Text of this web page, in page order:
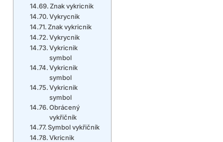
Znak vykricnik
Vykrycnik
Znak vykricnik
Vykrycnik
Vykricnik
symbol
Vykricnik
symbol
Vykricnik
symbol
Obrácený
vykřičník
Symbol vykřičník
Vkricnik